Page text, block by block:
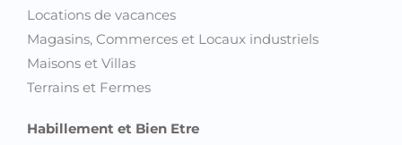
Locations de vacances
Magasins, Commerces et Locaux industriels
Maisons et Villas
Terrains et Fermes
Habillement et Bien Etre